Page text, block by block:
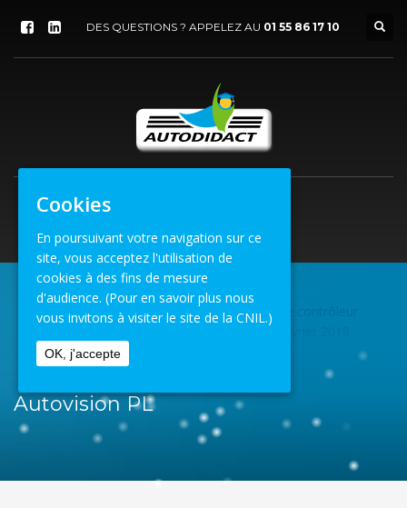
DES QUESTIONS ? APPELEZ AU 01 55 86 17 10
ACCUEIL Autre » Venez découvrir le métier de contrôleur
AUTOVISION PL
Autovision PL
Cookies
En poursuivant votre navigation sur ce
site, vous acceptez l'utilisation de
cookies à des fins de mesure
d'audience. (Pour en savoir plus nous
vous invitons à visiter le site de la CNIL.)
OK, j'accepte